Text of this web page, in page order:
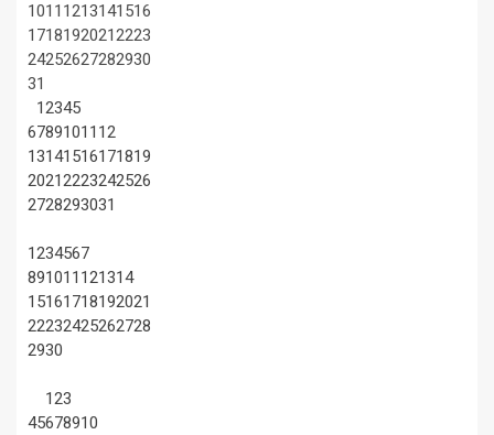
1011 1213141516
17181920212223
24252627282930
31
12345
67891011 12
13141516171819
20212223242526
2728293031
1234567
891011 121314
15161718192021
22232425262728
2930
123
45678910